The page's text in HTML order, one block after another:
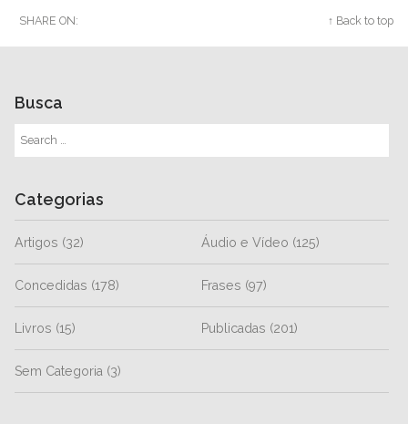
SHARE ON: ↑ Back to top
Busca
Categorias
Artigos (32) Áudio e Vídeo (125)
Concedidas (178) Frases (97)
Livros (15) Publicadas (201)
Sem Categoria (3)